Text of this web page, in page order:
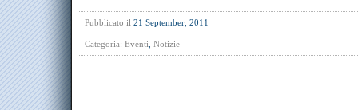
Pubblicato il 21 September, 2011
Categoria: Eventi Notizie